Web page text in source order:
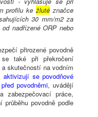
profilu kežluté značce
30 mm/m2 za
nadřízené ORP nebo
přirozené povodně
také při překročení
skutečností na vodním
aktivizují se povodňové
povodněmi, uvádějí
zabezpečovací práce,
povodně podle